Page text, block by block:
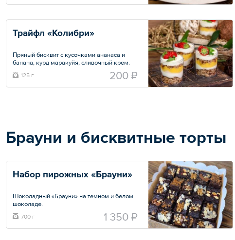
Трайфл «Колибри»
Пряный бисквит с кусочками ананаса и
банана, курд маракуйя, сливочный крем.
Минимальный заказ — 6 порций.
125 г 200 ₽
Брауни и бисквитные торты
Набор пирожных «Брауни»
Шоколадный «Брауни» на темном и белом
шоколаде.
сублимированная малина, белый шоколад,
молочный шоколад, кедровые орехи,
700 г 1 350 ₽